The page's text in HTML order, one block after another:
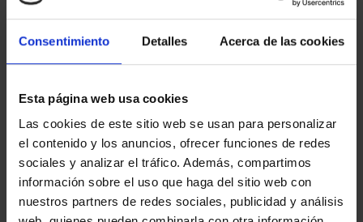
Consentimiento Detalles Acerca de las cookies
Esta página web usa cookies
Las cookies de este sitio web se usan para personalizar
el contenido y los anuncios, ofrecer funciones de redes
sociales y analizar el tráfico. Además, compartimos
información sobre el uso que haga del sitio web con
nuestros partners de redes sociales, publicidad y análisis
PATRIMONIO
NACIONAL II - PALACIO
REAL DE...
73,00 €
CIUDADES PATRIMONIO
- ALCALÁ DE HENARES
73,00 €